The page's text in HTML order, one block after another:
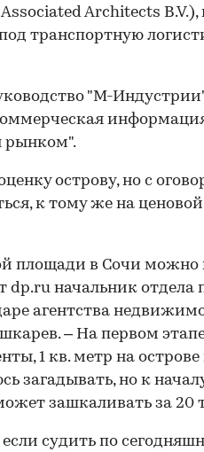
Architects B.V.),
транспортную
"М-
рынком".
острову, но с
к тому же на
площади в Сочи можно
dp.ru начальник отдела
агентства
– На первом
1 кв. метр на
загадывать, но к
зашкаливать за 20
судить по